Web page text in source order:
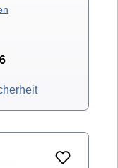
über einen
die Bits fest
gebraucht,
Das Etui ist
mattblaues
der
attraktiven